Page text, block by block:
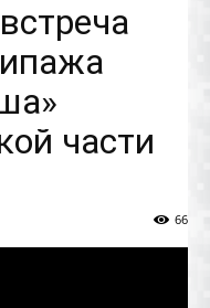
части
66